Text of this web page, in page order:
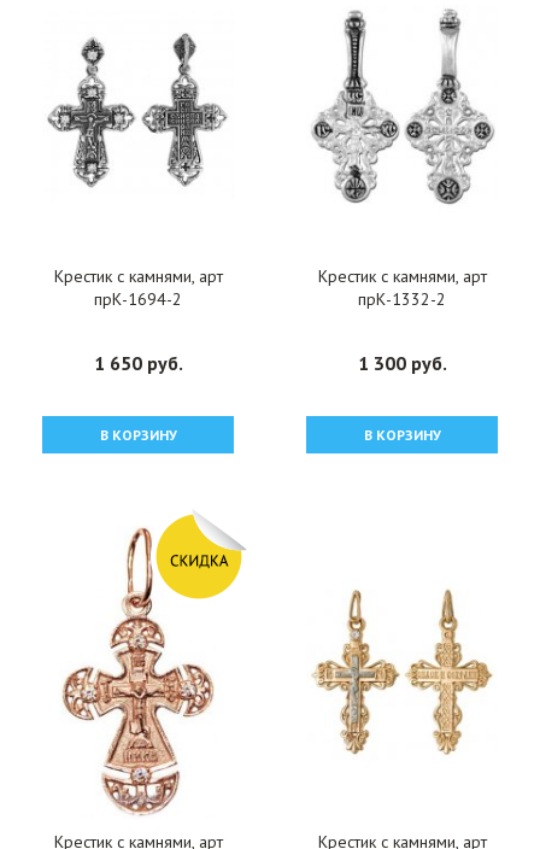
Крестик с камнями, арт
прК-1694-2
1 650 руб.
В КОРЗИНУ
Крестик с камнями, арт
прК-1332-2
1 300 руб.
В КОРЗИНУ
Крестик с камнями, арт Крестик с камнями, арт